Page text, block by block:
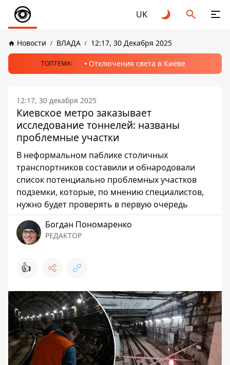
UK
Новости ВЛАДА 12:17, 30 Декабря 2025
ТОПТЕМА: Отключения света в Киеве
12:17, 30 декабря 2025
Киевское метро заказывает
исследование тоннелей: названы
проблемные участки
В неформальном паблике столичных
транспортников составили и обнародовали
список потенциально проблемных участков
подземки, которые, по мнению специалистов,
нужно будет проверять в первую очередь
Богдан Пономаренко
РЕДАКТОР
👍